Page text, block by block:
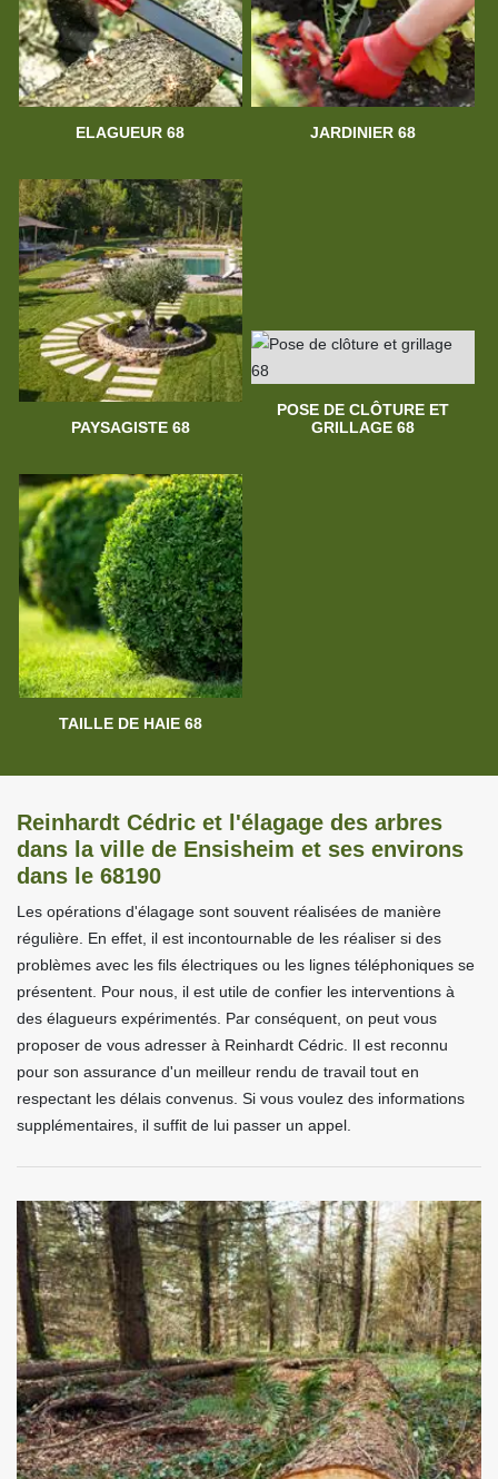
ELAGUEUR 68 JARDINIER 68
PAYSAGISTE 68
POSE DE CLÔTURE ET
GRILLAGE 68
TAILLE DE HAIE 68
Reinhardt Cédric et l'élagage des arbres
dans la ville de Ensisheim et ses environs
dans le 68190
Les opérations d'élagage sont souvent réalisées de manière
régulière. En effet, il est incontournable de les réaliser si des
problèmes avec les fils électriques ou les lignes téléphoniques se
présentent. Pour nous, il est utile de confier les interventions à
des élagueurs expérimentés. Par conséquent, on peut vous
proposer de vous adresser à Reinhardt Cédric. Il est reconnu
pour son assurance d'un meilleur rendu de travail tout en
respectant les délais convenus. Si vous voulez des informations
supplémentaires, il suffit de lui passer un appel.